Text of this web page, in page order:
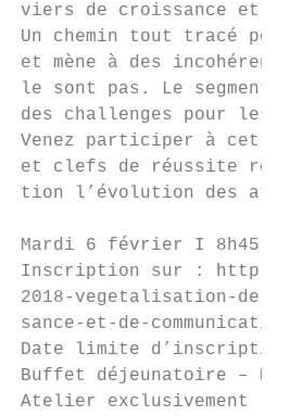
viers de croissance et de
Un chemin tout tracé
et mène à des
le sont pas. Le segment
des challenges pour les
Venez participer à cet
et clefs de réussite
tion l’évolution des
Mardi 6 février I 8h45 -
Inscription sur :
2018-vegetalisation-de-
sance-et-de-communication
Date limite d’inscription
Buffet déjeunatoire –
Atelier exclusivement